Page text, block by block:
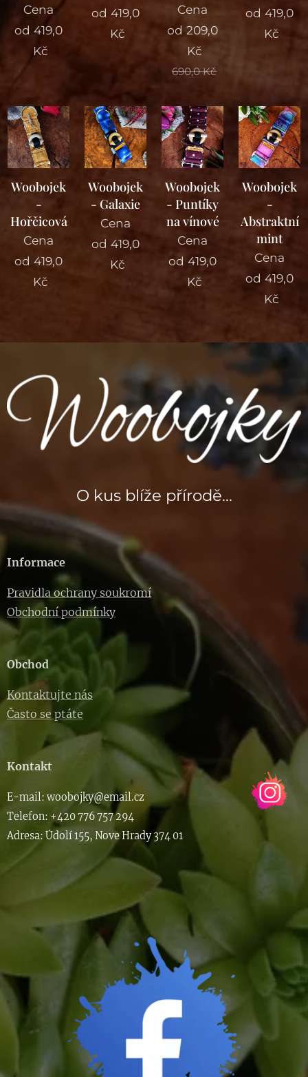
Cena
od 419,0
Kč
od 419,0
Kč
Cena
od 209,0
Kč
690,0Kč
od 419,0
Kč
Woobojek
-
Hořčicová
Cena
od 419,0
Kč
Woobojek
- Galaxie
Cena
od 419,0
Kč
Woobojek
- Puntíky
na vínové
Cena
od 419,0
Kč
Woobojek
-
Abstraktní
mint
Cena
od 419,0
Kč
O kus blíže přírodě...
Informace
Pravidla ochrany soukromí
Obchodní podmínky
Obchod
Kontaktujte nás
Často se ptáte
Kontakt
E-mail: woobojky@email.cz
Telefon: +420 776 757 294
Adresa: Údolí 155, Nove Hrady 374 01